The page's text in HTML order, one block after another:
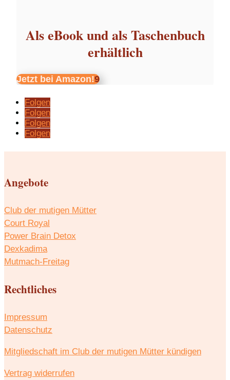
Als eBook und als Taschenbuch
erhältlich
Jetzt bei Amazon!
Folgen
Folgen
Folgen
Folgen
Angebote
Club der mutigen Mütter
Court Royal
Power Brain Detox
Dexkadima
Mutmach-Freitag
Rechtliches
Impressum
Datenschutz
Mitgliedschaft im Club der mutigen Mütter kündigen
Vertrag widerrufen